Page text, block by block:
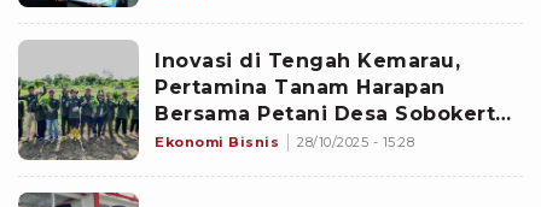
Inovasi di Tengah Kemarau,
Pertamina Tanam Harapan
Bersama Petani Desa Sobokerto
Boyolali
Ekonomi Bisnis 28/10/2025 - 15:28